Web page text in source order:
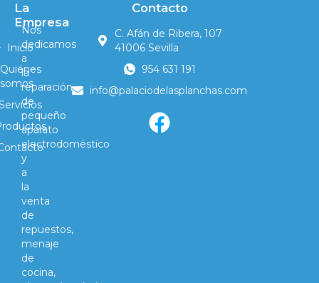
Nos
dedicamos
a
la
reparación
de
pequeño
aparato
electrodoméstico
y
a
la
venta
de
repuestos,
menaje
de
cocina,
La
Empresa
Inicio
Quiénes
somos
Contacto
C. Afán de Ribera, 107
41006 Sevilla
954 631 191
info@palaciodelasplanchas.com